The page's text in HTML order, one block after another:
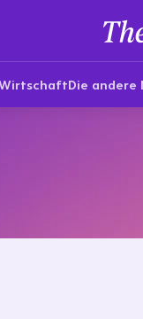
Die andere